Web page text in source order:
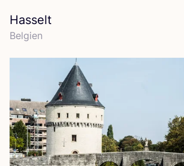
Hasselt
Bel­gi­en